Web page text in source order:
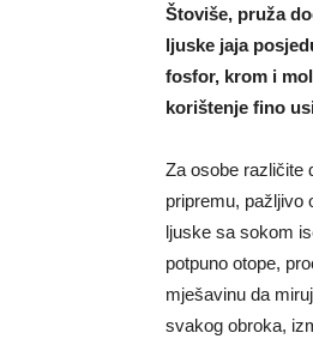
Štoviše, pruža
ljuske jaja
fosfor, krom i
korištenje fino
Za osobe različite
pripremu, pažljivo
ljuske sa sokom
potpuno otope,
mješavinu da
svakog obroka,